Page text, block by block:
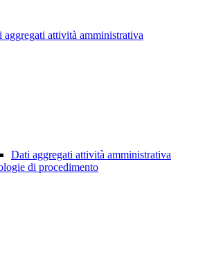
aggregati attività amministrativa
Dati aggregati attività amministrativa
di procedimento